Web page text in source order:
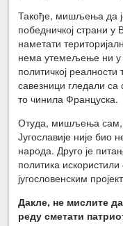
Такође, мишљења да
победничкој страни
наметати
нема утемељење ни у
политичкој
савезници гледали
то чинила Француска.
Отуда, мишљења сам,
Југославије није био
народа. Друго је
политика
југословенским
Дакле, не мислите
реду сметати